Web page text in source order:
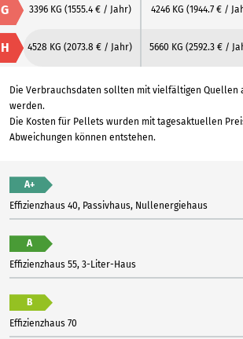
G 3396 KG (1555.4 € / Jahr) 4246 KG (1944.7 € /
H 4528 KG (2073.8 € / Jahr) 5660 KG (2592.3 € /
Die Verbrauchsdaten sollten mit vielfältigen
werden.
Die Kosten für Pellets wurden mit tagesaktuellen
Abweichungen können entstehen.
A+
Effizienzhaus 40, Passivhaus, Nullenergiehaus
A
Effizienzhaus 55, 3-Liter-Haus
B
Effizienzhaus 70